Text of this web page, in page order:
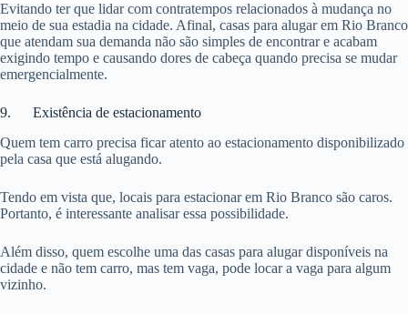
Evitando ter que lidar com contratempos relacionados à mudança no
meio de sua estadia na cidade. Afinal, casas para alugar em Rio Branco
que atendam sua demanda não são simples de encontrar e acabam
exigindo tempo e causando dores de cabeça quando precisa se mudar
emergencialmente.
9. Existência de estacionamento
Quem tem carro precisa ficar atento ao estacionamento disponibilizado
pela casa que está alugando.
Tendo em vista que, locais para estacionar em Rio Branco são caros.
Portanto, é interessante analisar essa possibilidade.
Além disso, quem escolhe uma das casas para alugar disponíveis na
cidade e não tem carro, mas tem vaga, pode locar a vaga para algum
vizinho.